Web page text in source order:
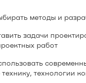
методы и
задачи
работ
технологии